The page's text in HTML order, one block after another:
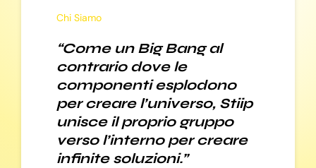
Chi Siamo
“Come un Big Bang al
contrario dove le
componenti esplodono
per creare l’universo, Stiip
unisce il proprio gruppo
verso l’interno per creare
infinite soluzioni.”